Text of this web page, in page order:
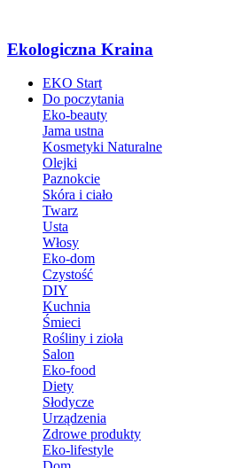
Ekologiczna Kraina
EKO Start
Do poczytania
Eko-beauty
Jama ustna
Kosmetyki Naturalne
Olejki
Paznokcie
Skóra i ciało
Twarz
Usta
Włosy
Eko-dom
Czystość
DIY
Kuchnia
Śmieci
Rośliny i zioła
Salon
Eko-food
Diety
Słodycze
Urządzenia
Zdrowe produkty
Eko-lifestyle